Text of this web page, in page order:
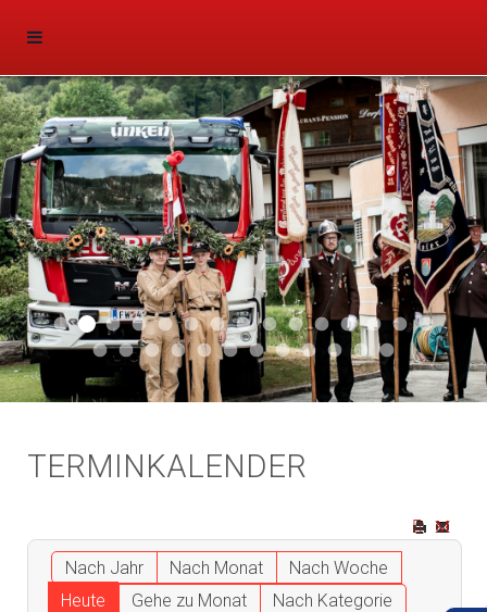
Aktuell 046
Aktuell 047
Start 011Aktuell 044
Aktuell 043
Aktuell 041
Aktuell 042
Aktuell 035
Aktuell 031
Aktuell 032
Aktuell 033
Aktuell 029
Aktuell 027
Aktuell 026
Start
Aktuell 024
Aktuell 019
Auto 010Start 010Start 002
Auto 002
Auto 009Auto 006Start 008
Start 005Start 003Start 006
TERMINKALENDER
Nach Jahr Nach Monat
Nach Woche
Heute
Gehe zu Monat Nach Kategorie